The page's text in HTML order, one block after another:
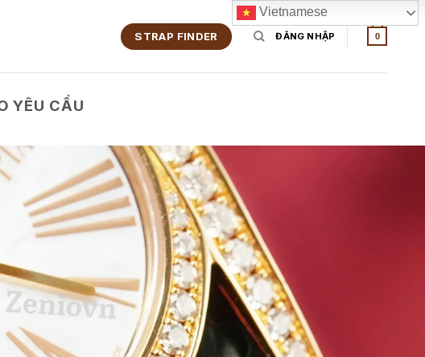
STRAP FINDER ĐĂNG NHẬP 0
YÊU CẦU
Vietnamese